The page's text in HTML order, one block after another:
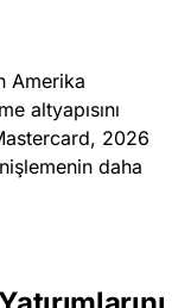
Amerika
altyapısını
2026
daha